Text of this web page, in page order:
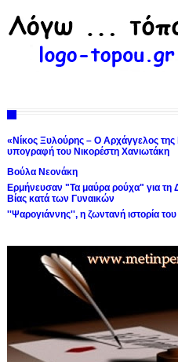
«Νίκος Ξυλούρης – Ο Αρχάγγελος της
υπογραφή του Νικορέστη Χανιωτάκη
Βούλα Νεονάκη
Ερμήνευσαν "Τα μαύρα ρούχα" για τη
Βίας κατά των Γυναικών
''Ψαρογιάννης'', η ζωντανή ιστορία